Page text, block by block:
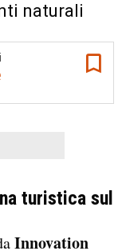
naturali
turistica sul
Innovation